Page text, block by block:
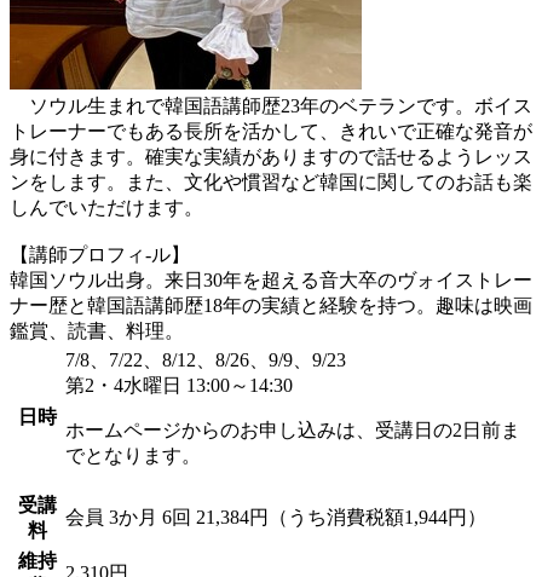
ソウル生まれで韓国語講師歴23年のベテランです。ボイス
トレーナーでもある長所を活かして、きれいで正確な発音が
身に付きます。確実な実績がありますので話せるようレッス
ンをします。また、文化や慣習など韓国に関してのお話も楽
しんでいただけます。
【講師プロフィ-ル】
韓国ソウル出身。来日30年を超える音大卒のヴォイストレー
ナー歴と韓国語講師歴18年の実績と経験を持つ。趣味は映画
鑑賞、読書、料理。
日時
7/8、7/22、8/12、8/26、9/9、9/23
第2・4水曜日 13:00～14:30
ホームページからのお申し込みは、受講日の2日前ま
でとなります。
受講
料
会員 3か月 6回 21,384円（うち消費税額1,944円）
維持
2,310円